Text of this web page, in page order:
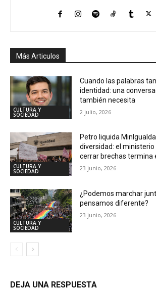
Más Articulos
CULTURA Y
SOCIEDAD
Cuando las palabras
identidad: una
también necesita
2 julio, 2026
CULTURA Y
SOCIEDAD
Petro liquida
diversidad: el
cerrar brechas termina
23 junio, 2026
CULTURA Y
SOCIEDAD
¿Podemos marchar
pensamos diferente?
23 junio, 2026
DEJA UNA RESPUESTA